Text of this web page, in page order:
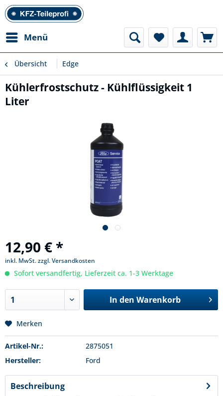
Menü
Übersicht Edge
Kühlerfrostschutz - Kühlflüssigkeit 1
Liter
12,90 € *
inkl. MwSt.zzgl. Versandkosten
Sofort versandfertig, Lieferzeit ca. 1-3 Werktage
In den Warenkorb
Merken
Artikel-Nr.:
2875051
Hersteller:
Ford
Beschreibung